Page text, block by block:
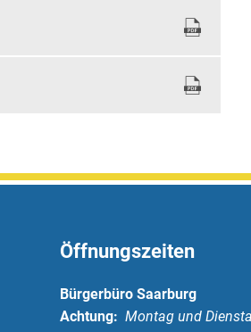
Öffnungszeiten
Bürgerbüro Saarburg
Achtung: Montag und